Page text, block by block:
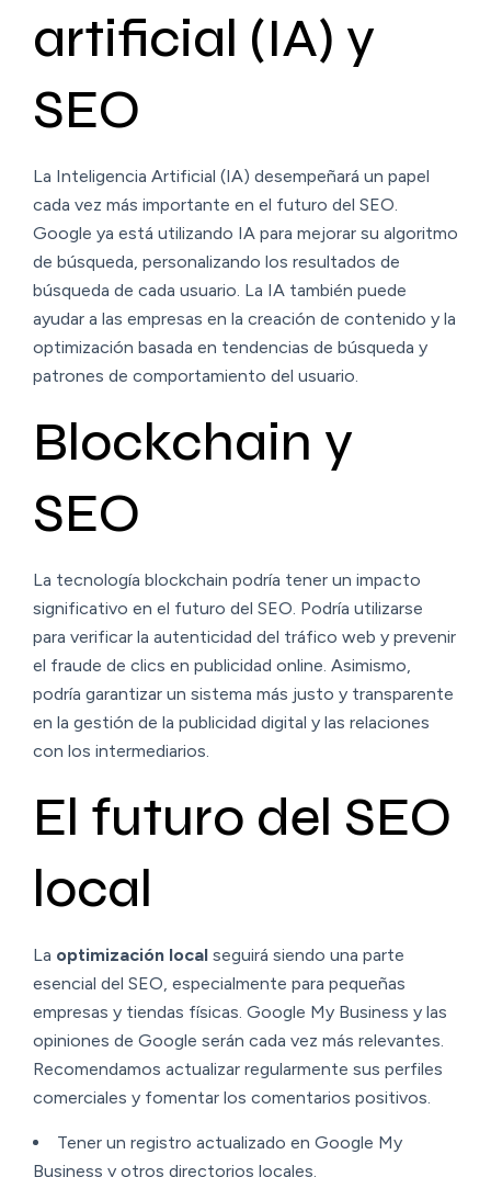
artificial (IA) y
SEO
La Inteligencia Artificial (IA) desempeñará un papel
cada vez más importante en el futuro del SEO.
Google ya está utilizando IA para mejorar su algoritmo
de búsqueda, personalizando los resultados de
búsqueda de cada usuario. La IA también puede
ayudar a las empresas en la creación de contenido y la
optimización basada en tendencias de búsqueda y
patrones de comportamiento del usuario.
Blockchain y
SEO
La tecnología blockchain podría tener un impacto
significativo en el futuro del SEO. Podría utilizarse
para verificar la autenticidad del tráfico web y prevenir
el fraude de clics en publicidad online. Asimismo,
podría garantizar un sistema más justo y transparente
en la gestión de la publicidad digital y las relaciones
con los intermediarios.
El futuro del SEO
local
La optimización local seguirá siendo una parte
esencial del SEO, especialmente para pequeñas
empresas y tiendas físicas. Google My Business y las
opiniones de Google serán cada vez más relevantes.
Recomendamos actualizar regularmente sus perfiles
comerciales y fomentar los comentarios positivos.
Tener un registro actualizado en Google My
Business y otros directorios locales.